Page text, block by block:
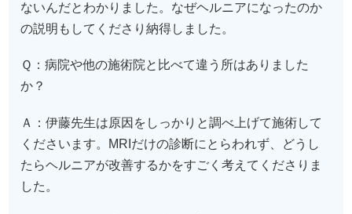
ないんだとわかりました。なぜヘルニアになったのか
の説明もしてくださり納得しました。
Ｑ：病院や他の施術院と比べて違う所はありました
か？
Ａ：伊藤先生は原因をしっかりと調べ上げて施術して
くださいます。MRIだけの診断にとらわれず、どうし
たらヘルニアが改善するかをすごく考えてくださりま
した。